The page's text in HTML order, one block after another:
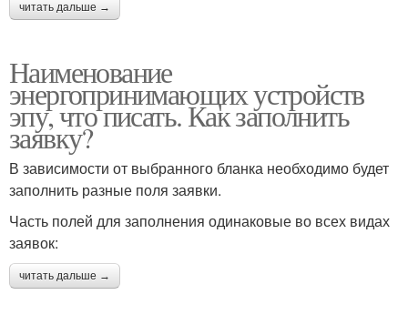
читать дальше →
Наименование
энергопринимающих устройств
эпу, что писать. Как заполнить
заявку?
В зависимости от выбранного бланка необходимо будет
заполнить разные поля заявки.
Часть полей для заполнения одинаковые во всех видах
заявок:
читать дальше →